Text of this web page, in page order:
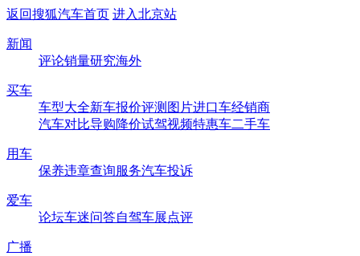
返回搜狐汽车首页 进入北京站
新闻
评论销量研究海外
买车
车型大全新车报价评测 图片进口车经销商
汽车对比导购降价试驾视频特惠车二手车
用车
保养违章查询服务汽车投诉
爱车
论坛车迷问答自驾车展点评
广播